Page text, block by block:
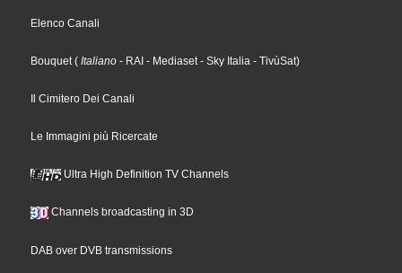
Elenco Canali
Bouquet ( Italiano - RAI - Mediaset - Sky Italia - TivùSat)
Il Cimitero Dei Canali
Le Immagini più Ricercate
Ultra High Definition TV Channels
Channels broadcasting in 3D
DAB over DVB transmissions